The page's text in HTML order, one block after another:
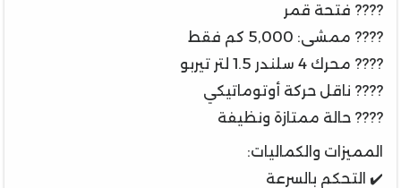
???? فتحة قمر
???? ممشى: 5,000 كم فقط
???? محرك 4 سلندر 1.5 لتر تيربو
???? ناقل حركة أوتوماتيكي
???? حالة ممتازة ونظيفة
المميزات والكماليات:
✔️ التحكم بالسرعة